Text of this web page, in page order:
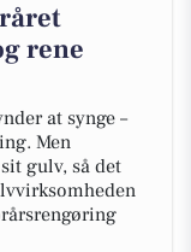
rene
at synge –
Men
gulv, så det